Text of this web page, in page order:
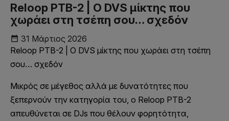
Reloop PTB-2 | Ο DVS μίκτης που
χωράει στη τσέπη σου… σχεδόν
date_range 31 Μάρτιος 2026
Reloop PTB-2 | Ο DVS μίκτης που χωράει στη τσέπη
σου… σχεδόν
Μικρός σε μέγεθος αλλά με δυνατότητες που
ξεπερνούν την κατηγορία του, ο Reloop PTB-2
απευθύνεται σε DJs που θέλουν φορητότητα,